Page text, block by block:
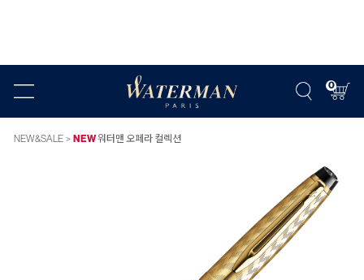
0
NEW&SALE NEW워터맨 오페라 컬렉션